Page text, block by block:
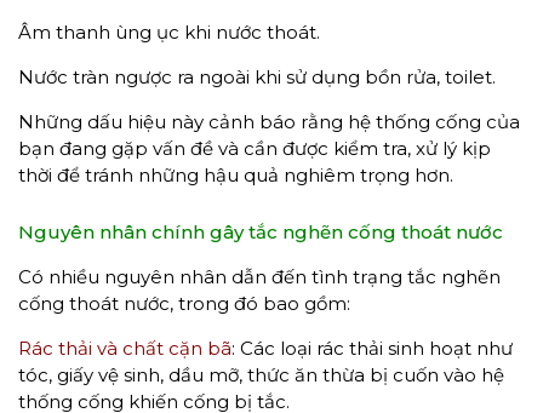
Âm thanh ùng ục khi nước thoát.
Nước tràn ngược ra ngoài khi sử dụng bồn rửa, toilet.
Những dấu hiệu này cảnh báo rằng hệ thống cống của
bạn đang gặp vấn đề và cần được kiểm tra, xử lý kịp
thời để tránh những hậu quả nghiêm trọng hơn.
Nguyên nhân chính gây tắc nghẽn cống thoát nước
Có nhiều nguyên nhân dẫn đến tình trạng tắc nghẽn
cống thoát nước, trong đó bao gồm:
Rác thải và chất cặn bã: Các loại rác thải sinh hoạt như
tóc, giấy vệ sinh, dầu mỡ, thức ăn thừa bị cuốn vào hệ
thống cống khiến cống bị tắc.